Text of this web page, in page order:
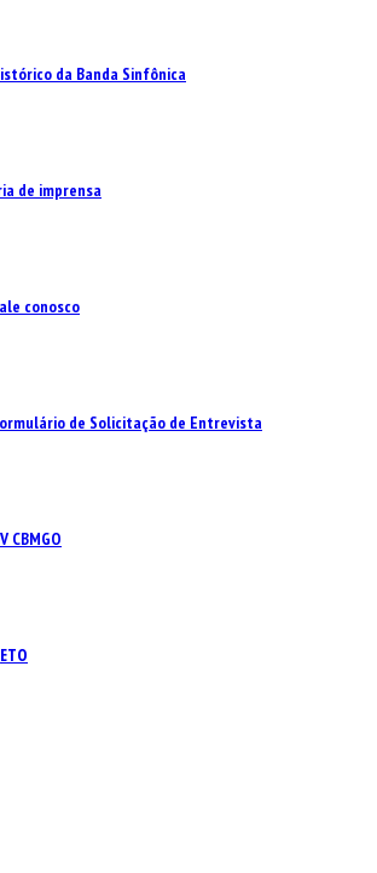
da Banda Sinfônica
de imprensa
conosco
de Solicitação de Entrevista
CBMGO